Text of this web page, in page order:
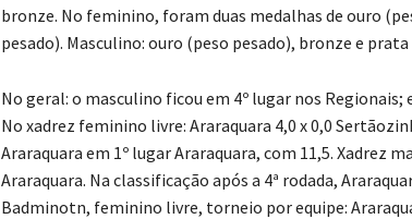
bronze. No feminino, foram duas medalhas de ouro
pesado). Masculino: ouro (peso pesado), bronze e
No geral: o masculino ficou em 4º lugar nos Regionais;
No xadrez feminino livre: Araraquara 4,0 x 0,0
Araraquara em 1º lugar Araraquara, com 11,5. Xadrez
Araraquara. Na classificação após a 4ª rodada,
Badminotn, feminino livre, torneio por equipe: